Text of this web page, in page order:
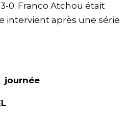
0. Franco Atchou était
intervient après une série
journée